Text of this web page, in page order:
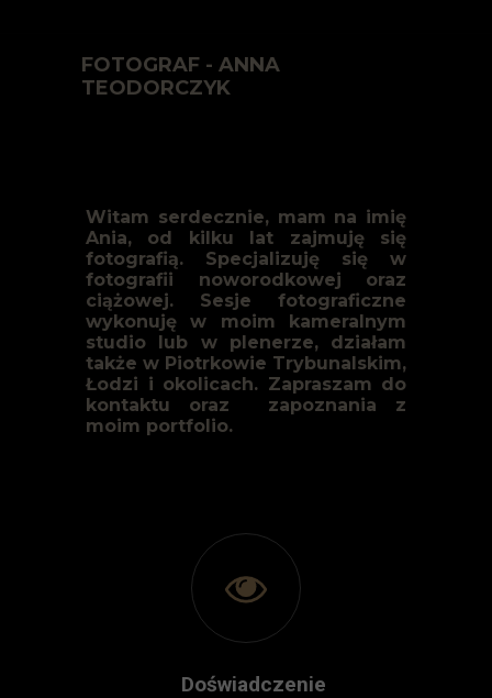
Witam serdecznie, mam na imię
Ania, od kilku lat zajmuję się
fotografią. Specjalizuję się w
fotografii noworodkowej oraz
ciążowej. Sesje fotograficzne
wykonuję w moim kameralnym
studio lub w plenerze, działam
także w Piotrkowie Trybunalskim,
Łodzi i okolicach. Zapraszam do
kontaktu oraz zapoznania z
moim portfolio.
FOTOGRAF - ANNA
TEODORCZYK
Doświadczenie